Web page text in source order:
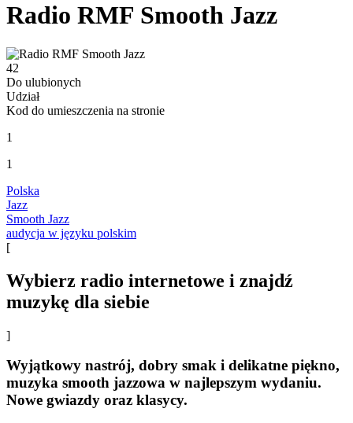
Radio RMF Smooth Jazz
42
Do ulubionych
Udział
Kod do umieszczenia na stronie
1
1
Polska
Jazz
Smooth Jazz
audycja w języku polskim
[
Wybierz radio internetowe i znajdź
muzykę dla siebie
]
Wyjątkowy nastrój, dobry smak i delikatne piękno,
muzyka smooth jazzowa w najlepszym wydaniu.
Nowe gwiazdy oraz klasycy.